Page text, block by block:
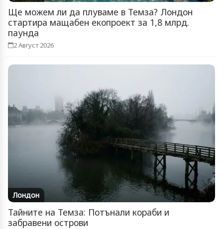
Ще можем ли да плуваме в Темза? Лондон
стартира мащабен екопроект за 1,8 млрд.
паунда
2 Август 2026
Лондон
Тайните на Темза: Потънали кораби и
забравени острови